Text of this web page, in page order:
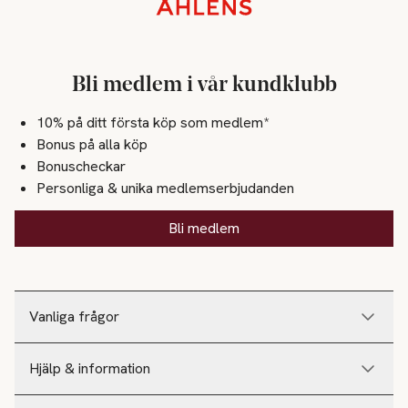
Vanliga frågor
Hjälp & information
Bli medlem i vår kundklubb
10% på ditt första köp som medlem*
Bonus på alla köp
Bonuscheckar
Personliga & unika medlemserbjudanden
Bli medlem